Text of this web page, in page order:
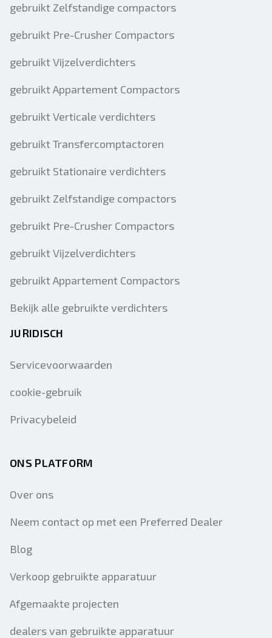
gebruikt Zelfstandige compactors
gebruikt Pre-Crusher Compactors
gebruikt Vijzelverdichters
gebruikt Appartement Compactors
gebruikt Verticale verdichters
gebruikt Transfercomptactoren
gebruikt Stationaire verdichters
gebruikt Zelfstandige compactors
gebruikt Pre-Crusher Compactors
gebruikt Vijzelverdichters
gebruikt Appartement Compactors
Bekijk alle gebruikte verdichters
JURIDISCH
Servicevoorwaarden
cookie-gebruik
Privacybeleid
ONS PLATFORM
Over ons
Neem contact op met een Preferred Dealer
Blog
Verkoop gebruikte apparatuur
Afgemaakte projecten
dealers van gebruikte apparatuur